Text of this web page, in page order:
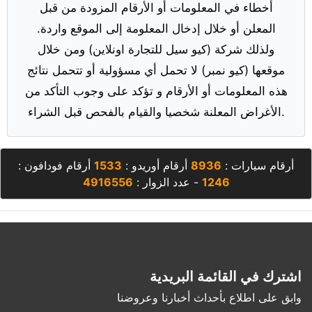
أخطاء في المعلومات أو الأرقام المزودة من قبل
المعلن أو خلال إدخال المعلومة إلى الموقع واردة.
ولذلك شركة (كيو سيل للتجارة اونلاين) ومن خلال
موقعها (كيو نمبر) لا تحمل أي مسؤولية أو تتحمل نتائج
هذه المعلومات أو الأرقام و تؤكد على وجوب التأكد من
الأغراض المعلنة شخصيا والقيام بالفحص قبل الشراء.
أرقام سيارات : 8936 أرقام أوريدو : 1533 أرقام فودافون :
1246 - عدد الزوار : 4916556
اشترك في القائمة البريدية
وابق على اطلاع بأحداث أخبارنا وعروضنا